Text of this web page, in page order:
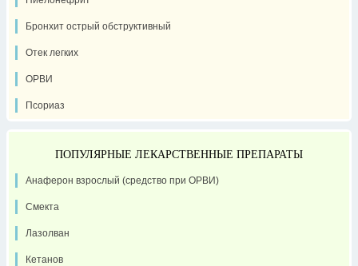
Бронхит острый обструктивный
Отек легких
ОРВИ
Псориаз
ПОПУЛЯРНЫЕ ЛЕКАРСТВЕННЫЕ ПРЕПАРАТЫ
Анаферон взрослый (средство при ОРВИ)
Смекта
Лазолван
Кетанов